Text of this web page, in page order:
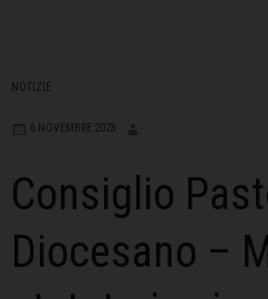
NOTIZIE
6 NOVEMBRE 2023
Consiglio
Diocesano –